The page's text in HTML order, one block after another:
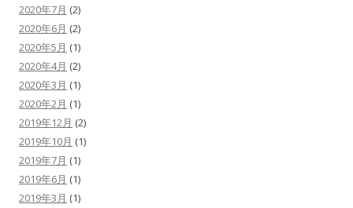
2020年7月 (2)
2020年6月 (2)
2020年5月 (1)
2020年4月 (2)
2020年3月 (1)
2020年2月 (1)
2019年12月 (2)
2019年10月 (1)
2019年7月 (1)
2019年6月 (1)
2019年3月 (1)